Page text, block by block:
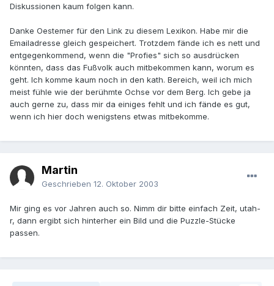
Diskussionen kaum folgen kann.
Danke Oestemer für den Link zu diesem Lexikon. Habe mir die
Emailadresse gleich gespeichert. Trotzdem fände ich es nett und
entgegenkommend, wenn die "Profies" sich so ausdrücken
könnten, dass das Fußvolk auch mitbekommen kann, worum es
geht. Ich komme kaum noch in den kath. Bereich, weil ich mich
meist fühle wie der berühmte Ochse vor dem Berg. Ich gebe ja
auch gerne zu, dass mir da einiges fehlt und ich fände es gut,
wenn ich hier doch wenigstens etwas mitbekomme.
Martin
Geschrieben 12. Oktober 2003
Mir ging es vor Jahren auch so. Nimm dir bitte einfach Zeit, utah-
r, dann ergibt sich hinterher ein Bild und die Puzzle-Stücke
passen.